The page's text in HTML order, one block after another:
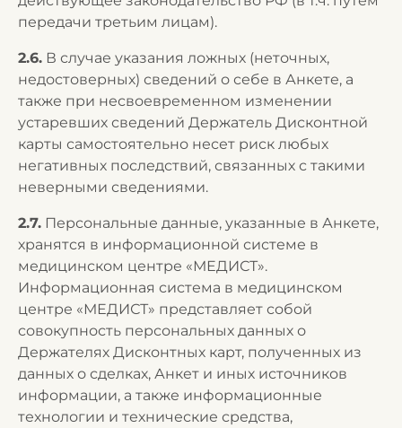
передачи третьим лицам).
2.6. В случае указания ложных (неточных,
недостоверных) сведений о себе в Анкете, а
также при несвоевременном изменении
устаревших сведений Держатель Дисконтной
карты самостоятельно несет риск любых
негативных последствий, связанных с такими
неверными сведениями.
2.7. Персональные данные, указанные в Анкете,
хранятся в информационной системе в
медицинском центре «МЕДИСТ».
Информационная система в медицинском
центре «МЕДИСТ» представляет собой
совокупность персональных данных о
Держателях Дисконтных карт, полученных из
данных о сделках, Анкет и иных источников
информации, а также информационные
технологии и технические средства,